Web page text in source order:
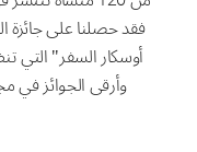
فقد حصلنا على جائزة
أوسكار السفر" التي
وأرقى الجوائز في